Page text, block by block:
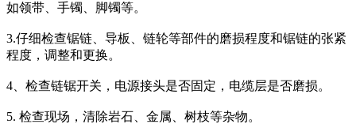
如领带、手镯、脚镯等。
3.仔细检查锯链、导板、链轮等部件的磨损程度和锯链的张紧
程度，调整和更换。
4、检查链锯开关，电源接头是否固定，电缆层是否磨损。
5. 检查现场，清除岩石、金属、树枝等杂物。